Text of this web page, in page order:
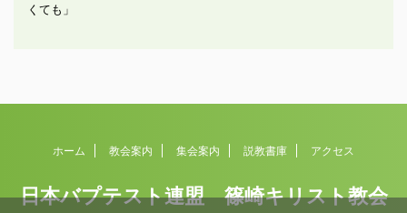
くても」
ホーム 教会案内 集会案内 説教書庫 アクセス
日本バプテスト連盟 篠崎キリスト教会